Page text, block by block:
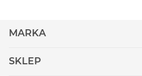
MARKA
SKLEP